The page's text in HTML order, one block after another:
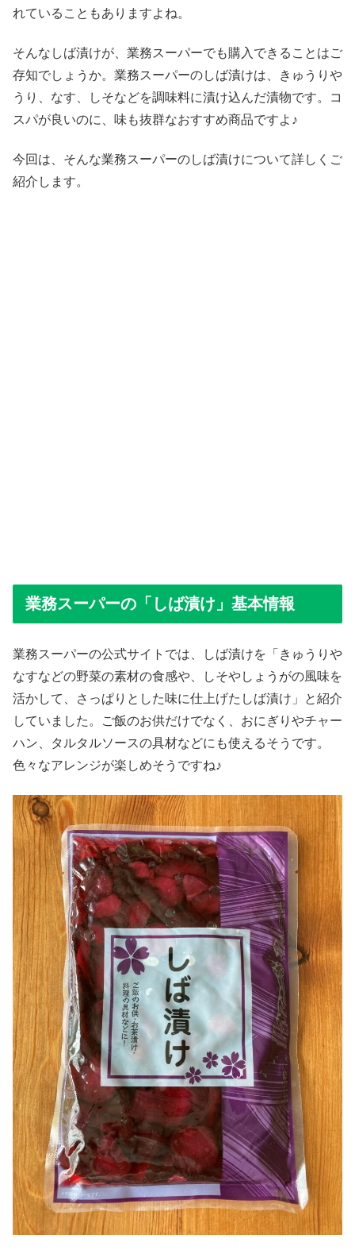
れていることもありますよね。
そんなしば漬けが、業務スーパーでも購入できることはご
存知でしょうか。業務スーパーのしば漬けは、きゅうりや
うり、なす、しそなどを調味料に漬け込んだ漬物です。コ
スパが良いのに、味も抜群なおすすめ商品ですよ♪
今回は、そんな業務スーパーのしば漬けについて詳しくご
紹介します。
業務スーパーの「しば漬け」基本情報
業務スーパーの公式サイトでは、しば漬けを「きゅうりや
なすなどの野菜の素材の食感や、しそやしょうがの風味を
活かして、さっぱりとした味に仕上げたしば漬け」と紹介
していました。ご飯のお供だけでなく、おにぎりやチャー
ハン、タルタルソースの具材などにも使えるそうです。
色々なアレンジが楽しめそうですね♪